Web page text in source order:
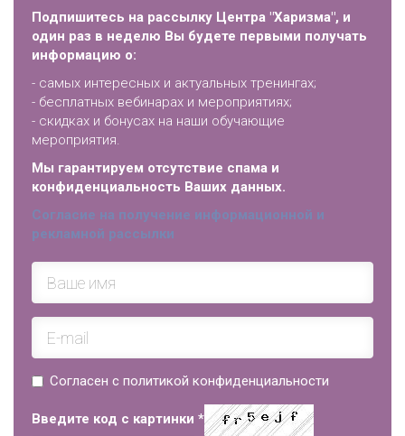
Подпишитесь на рассылку Центра "Харизма", и
один раз в неделю Вы будете первыми получать
информацию о:
- самых интересных и актуальных тренингах;
- бесплатных вебинарах и мероприятиях;
- скидках и бонусах на наши обучающие
мероприятия.
Мы гарантируем отсутствие спама и
конфиденциальность Ваших данных.
Согласие на получение информационной и
рекламной рассылки
Согласен с политикой конфиденциальности
Введите код с картинки *